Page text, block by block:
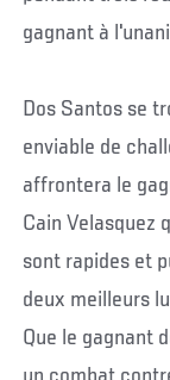
gagnant à
Dos Santos se
enviable de
affrontera le
Cain Velasquez
sont rapides et
deux meilleurs
Que le gagnant